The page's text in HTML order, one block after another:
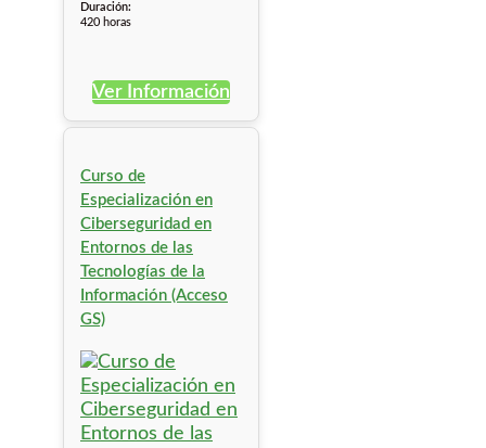
Duración:
420 horas
Ver Información
Curso de
Especialización en
Ciberseguridad en
Entornos de las
Tecnologías de la
Información (Acceso
GS)